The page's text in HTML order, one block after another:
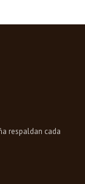
respaldan cada